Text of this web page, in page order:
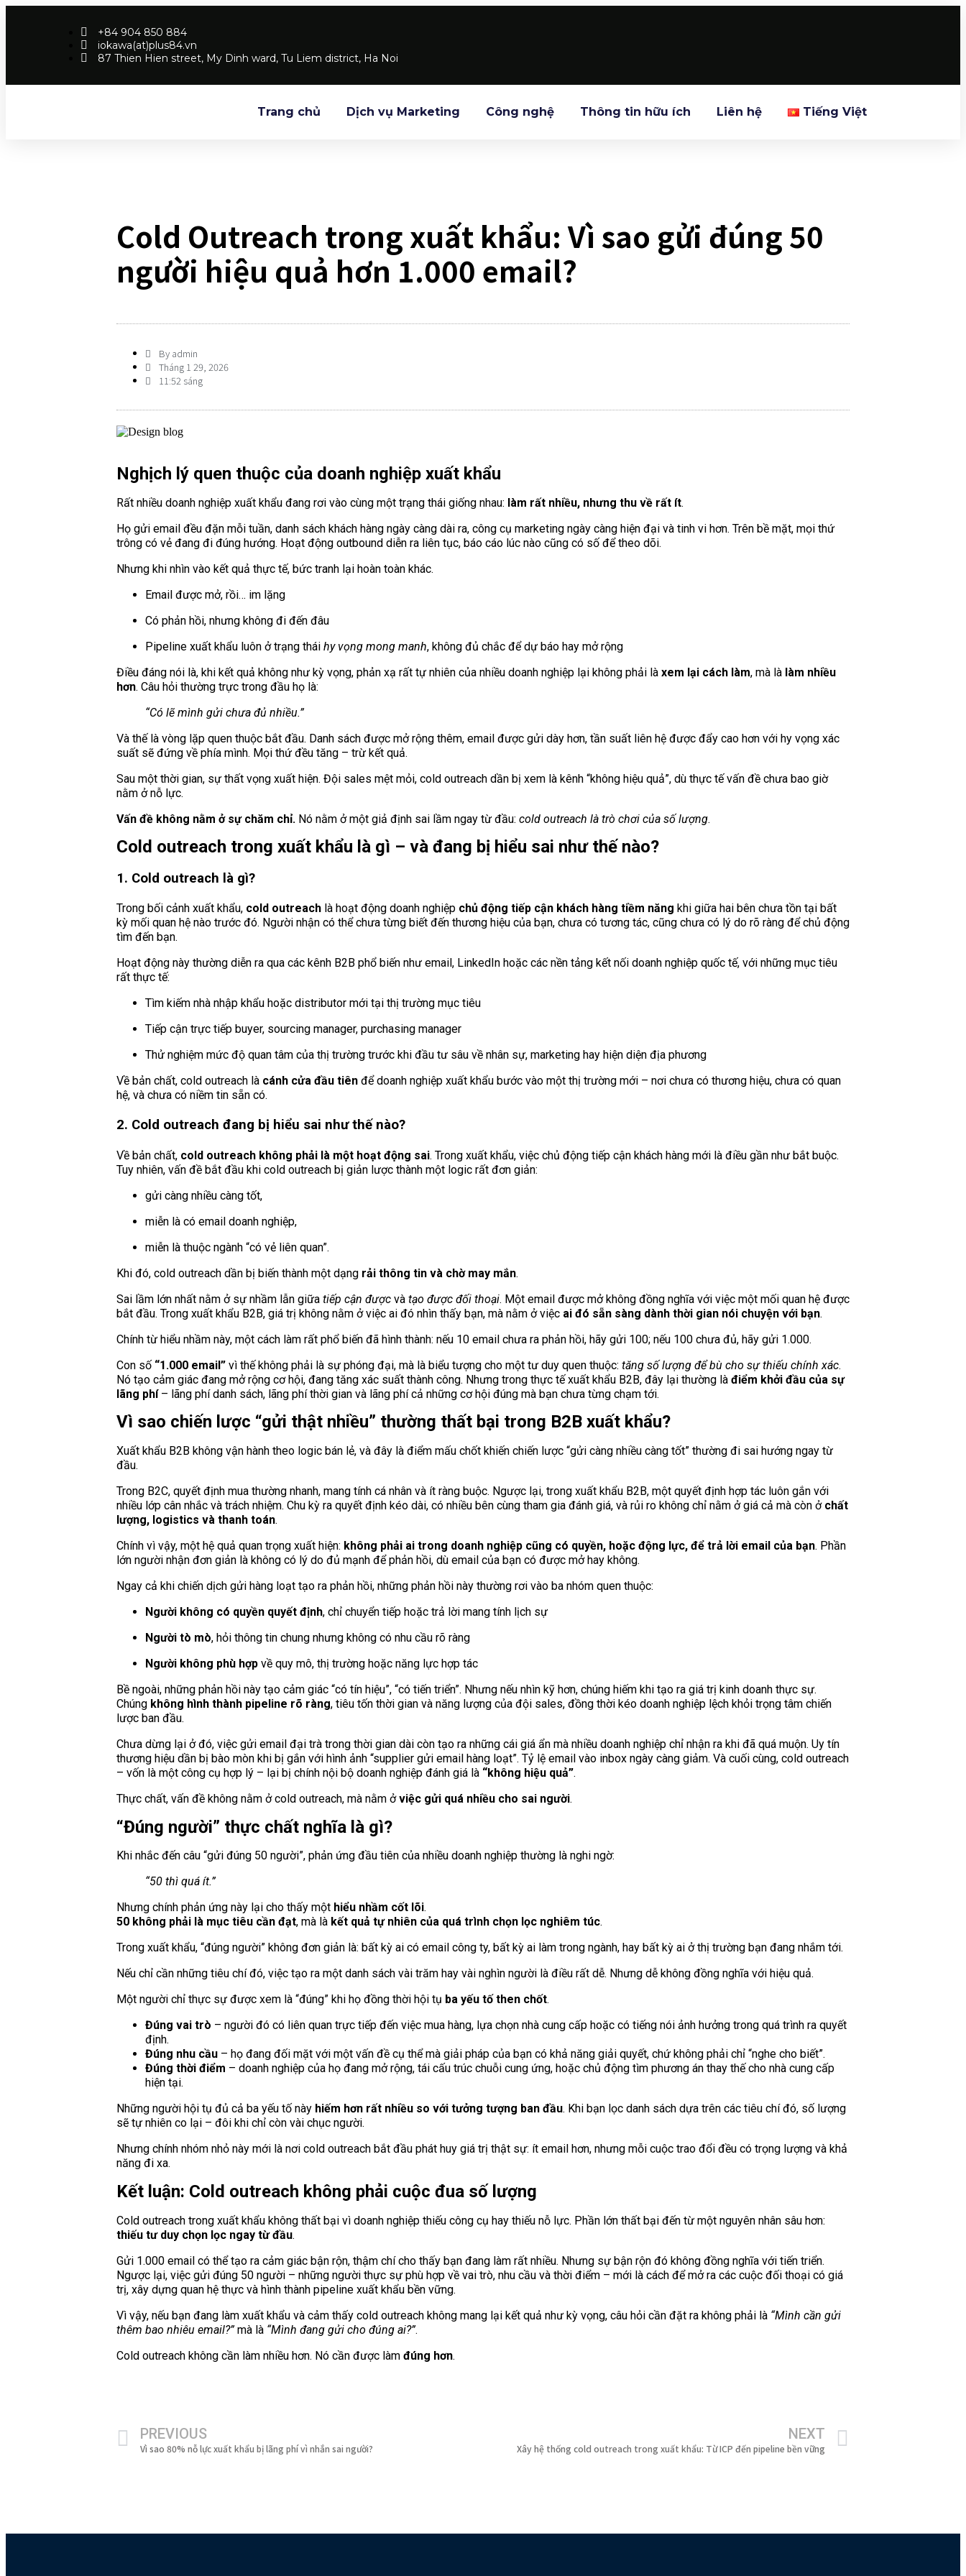
+84 904 850 884
iokawa(at)plus84.vn
87 Thien Hien street, My Dinh ward, Tu Liem district, Ha Noi
Trang chủ Dịch vụ Marketing Công nghệ Thông tin hữu ích Liên hệ Tiếng Việt
Cold Outreach trong xuất khẩu: Vì sao gửi đúng 50
người hiệu quả hơn 1.000 email?
By admin
Tháng 1 29, 2026
11:52 sáng
Nghịch lý quen thuộc của doanh nghiệp xuất khẩu
Rất nhiều doanh nghiệp xuất khẩu đang rơi vào cùng một trạng thái giống nhau: làm rất nhiều, nhưng thu về rất ít.
Họ gửi email đều đặn mỗi tuần, danh sách khách hàng ngày càng dài ra, công cụ marketing ngày càng hiện đại và tinh vi hơn. Trên bề mặt, mọi thứ
trông có vẻ đang đi đúng hướng. Hoạt động outbound diễn ra liên tục, báo cáo lúc nào cũng có số để theo dõi.
Nhưng khi nhìn vào kết quả thực tế, bức tranh lại hoàn toàn khác.
Email được mở, rồi… im lặng
Có phản hồi, nhưng không đi đến đâu
Pipeline xuất khẩu luôn ở trạng thái hy vọng mong manh, không đủ chắc để dự báo hay mở rộng
Điều đáng nói là, khi kết quả không như kỳ vọng, phản xạ rất tự nhiên của nhiều doanh nghiệp lại không phải là xem lại cách làm, mà là làm nhiều
hơn. Câu hỏi thường trực trong đầu họ là:
“Có lẽ mình gửi chưa đủ nhiều.”
Và thế là vòng lặp quen thuộc bắt đầu. Danh sách được mở rộng thêm, email được gửi dày hơn, tần suất liên hệ được đẩy cao hơn với hy vọng xác
suất sẽ đứng về phía mình. Mọi thứ đều tăng – trừ kết quả.
Sau một thời gian, sự thất vọng xuất hiện. Đội sales mệt mỏi, cold outreach dần bị xem là kênh “không hiệu quả”, dù thực tế vấn đề chưa bao giờ
nằm ở nỗ lực.
Vấn đề không nằm ở sự chăm chỉ. Nó nằm ở một giả định sai lầm ngay từ đầu: cold outreach là trò chơi của số lượng.
Cold outreach trong xuất khẩu là gì – và đang bị hiểu sai như thế nào?
1. Cold outreach là gì?
Trong bối cảnh xuất khẩu, cold outreach là hoạt động doanh nghiệp chủ động tiếp cận khách hàng tiềm năng khi giữa hai bên chưa tồn tại bất
kỳ mối quan hệ nào trước đó. Người nhận có thể chưa từng biết đến thương hiệu của bạn, chưa có tương tác, cũng chưa có lý do rõ ràng để chủ động
tìm đến bạn.
Hoạt động này thường diễn ra qua các kênh B2B phổ biến như email, LinkedIn hoặc các nền tảng kết nối doanh nghiệp quốc tế, với những mục tiêu
rất thực tế:
Tìm kiếm nhà nhập khẩu hoặc distributor mới tại thị trường mục tiêu
Tiếp cận trực tiếp buyer, sourcing manager, purchasing manager
Thử nghiệm mức độ quan tâm của thị trường trước khi đầu tư sâu về nhân sự, marketing hay hiện diện địa phương
Về bản chất, cold outreach là cánh cửa đầu tiên để doanh nghiệp xuất khẩu bước vào một thị trường mới – nơi chưa có thương hiệu, chưa có quan
hệ, và chưa có niềm tin sẵn có.
2. Cold outreach đang bị hiểu sai như thế nào?
Về bản chất, cold outreach không phải là một hoạt động sai. Trong xuất khẩu, việc chủ động tiếp cận khách hàng mới là điều gần như bắt buộc.
Tuy nhiên, vấn đề bắt đầu khi cold outreach bị giản lược thành một logic rất đơn giản:
gửi càng nhiều càng tốt,
miễn là có email doanh nghiệp,
miễn là thuộc ngành “có vẻ liên quan”.
Khi đó, cold outreach dần bị biến thành một dạng rải thông tin và chờ may mắn.
Sai lầm lớn nhất nằm ở sự nhầm lẫn giữa tiếp cận được và tạo được đối thoại. Một email được mở không đồng nghĩa với việc một mối quan hệ được
bắt đầu. Trong xuất khẩu B2B, giá trị không nằm ở việc ai đó nhìn thấy bạn, mà nằm ở việc ai đó sẵn sàng dành thời gian nói chuyện với bạn.
Chính từ hiểu nhầm này, một cách làm rất phổ biến đã hình thành: nếu 10 email chưa ra phản hồi, hãy gửi 100; nếu 100 chưa đủ, hãy gửi 1.000.
Con số “1.000 email” vì thế không phải là sự phóng đại, mà là biểu tượng cho một tư duy quen thuộc: tăng số lượng để bù cho sự thiếu chính xác.
Nó tạo cảm giác đang mở rộng cơ hội, đang tăng xác suất thành công. Nhưng trong thực tế xuất khẩu B2B, đây lại thường là điểm khởi đầu của sự
lãng phí– lãng phí danh sách, lãng phí thời gian và lãng phí cả những cơ hội đúng mà bạn chưa từng chạm tới.
Vì sao chiến lược “gửi thật nhiều” thường thất bại trong B2B xuất khẩu?
Xuất khẩu B2B không vận hành theo logic bán lẻ, và đây là điểm mấu chốt khiến chiến lược “gửi càng nhiều càng tốt” thường đi sai hướng ngay từ
đầu.
Trong B2C, quyết định mua thường nhanh, mang tính cá nhân và ít ràng buộc. Ngược lại, trong xuất khẩu B2B, một quyết định hợp tác luôn gắn với
nhiều lớp cân nhắc và trách nhiệm. Chu kỳ ra quyết định kéo dài, có nhiều bên cùng tham gia đánh giá, và rủi ro không chỉ nằm ở giá cả mà còn ở chất
lượng, logistics và thanh toán.
Chính vì vậy, một hệ quả quan trọng xuất hiện: không phải ai trong doanh nghiệp cũng có quyền, hoặc động lực, để trả lời email của bạn. Phần
lớn người nhận đơn giản là không có lý do đủ mạnh để phản hồi, dù email của bạn có được mở hay không.
Ngay cả khi chiến dịch gửi hàng loạt tạo ra phản hồi, những phản hồi này thường rơi vào ba nhóm quen thuộc:
Người không có quyền quyết định, chỉ chuyển tiếp hoặc trả lời mang tính lịch sự
Người tò mò, hỏi thông tin chung nhưng không có nhu cầu rõ ràng
Người không phù hợp về quy mô, thị trường hoặc năng lực hợp tác
Bề ngoài, những phản hồi này tạo cảm giác “có tín hiệu”, “có tiến triển”. Nhưng nếu nhìn kỹ hơn, chúng hiếm khi tạo ra giá trị kinh doanh thực sự.
Chúng không hình thành pipeline rõ ràng, tiêu tốn thời gian và năng lượng của đội sales, đồng thời kéo doanh nghiệp lệch khỏi trọng tâm chiến
lược ban đầu.
Chưa dừng lại ở đó, việc gửi email đại trà trong thời gian dài còn tạo ra những cái giá ẩn mà nhiều doanh nghiệp chỉ nhận ra khi đã quá muộn. Uy tín
thương hiệu dần bị bào mòn khi bị gắn với hình ảnh “supplier gửi email hàng loạt”. Tỷ lệ email vào inbox ngày càng giảm. Và cuối cùng, cold outreach
– vốn là một công cụ hợp lý – lại bị chính nội bộ doanh nghiệp đánh giá là “không hiệu quả”.
Thực chất, vấn đề không nằm ở cold outreach, mà nằm ởviệc gửi quá nhiều cho sai người.
“Đúng người” thực chất nghĩa là gì?
Khi nhắc đến câu “gửi đúng 50 người”, phản ứng đầu tiên của nhiều doanh nghiệp thường là nghi ngờ:
“50 thì quá ít.”
Nhưng chính phản ứng này lại cho thấy một hiểu nhầm cốt lõi.
50 không phải là mục tiêu cần đạt, mà là kết quả tự nhiên của quá trình chọn lọc nghiêm túc.
Trong xuất khẩu, “đúng người” không đơn giản là: bất kỳ ai có email công ty, bất kỳ ai làm trong ngành, hay bất kỳ ai ở thị trường bạn đang nhắm tới.
Nếu chỉ cần những tiêu chí đó, việc tạo ra một danh sách vài trăm hay vài nghìn người là điều rất dễ. Nhưng dễ không đồng nghĩa với hiệu quả.
Một người chỉ thực sự được xem là “đúng” khi họ đồng thời hội tụ ba yếu tố then chốt.
Đúng vai trò – người đó có liên quan trực tiếp đến việc mua hàng, lựa chọn nhà cung cấp hoặc có tiếng nói ảnh hưởng trong quá trình ra quyết
định.
Đúng nhu cầu – họ đang đối mặt với một vấn đề cụ thể mà giải pháp của bạn có khả năng giải quyết, chứ không phải chỉ “nghe cho biết”.
Đúng thời điểm – doanh nghiệp của họ đang mở rộng, tái cấu trúc chuỗi cung ứng, hoặc chủ động tìm phương án thay thế cho nhà cung cấp
hiện tại.
Những người hội tụ đủ cả ba yếu tố này hiếm hơn rất nhiều so với tưởng tượng ban đầu. Khi bạn lọc danh sách dựa trên các tiêu chí đó, số lượng
sẽ tự nhiên co lại – đôi khi chỉ còn vài chục người.
Nhưng chính nhóm nhỏ này mới là nơi cold outreach bắt đầu phát huy giá trị thật sự: ít email hơn, nhưng mỗi cuộc trao đổi đều có trọng lượng và khả
năng đi xa.
Kết luận: Cold outreach không phải cuộc đua số lượng
Cold outreach trong xuất khẩu không thất bại vì doanh nghiệp thiếu công cụ hay thiếu nỗ lực. Phần lớn thất bại đến từ một nguyên nhân sâu hơn:
thiếu tư duy chọn lọc ngay từ đầu.
Gửi 1.000 email có thể tạo ra cảm giác bận rộn, thậm chí cho thấy bạn đang làm rất nhiều. Nhưng sự bận rộn đó không đồng nghĩa với tiến triển.
Ngược lại, việc gửi đúng 50 người – những người thực sự phù hợp về vai trò, nhu cầu và thời điểm – mới là cách để mở ra các cuộc đối thoại có giá
trị, xây dựng quan hệ thực và hình thành pipeline xuất khẩu bền vững.
Vì vậy, nếu bạn đang làm xuất khẩu và cảm thấy cold outreach không mang lại kết quả như kỳ vọng, câu hỏi cần đặt ra không phải là “Mình cần gửi
thêm bao nhiêu email?”mà là “Mình đang gửi cho đúng ai?”.
Cold outreach không cần làm nhiều hơn. Nó cần được làm đúng hơn.
PREVIOUS
Vì sao 80% nỗ lực xuất khẩu bị lãng phí vì nhắn sai người?
NEXT
Xây hệ thống cold outreach trong xuất khẩu: Từ ICP đến pipeline bền vững